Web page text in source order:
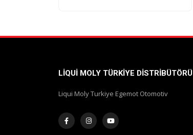
LIQUI MOLY TÜRKIYE DISTRIBÜTÖRÜ
Liqui Moly Turkiye Egemot Otomotiv